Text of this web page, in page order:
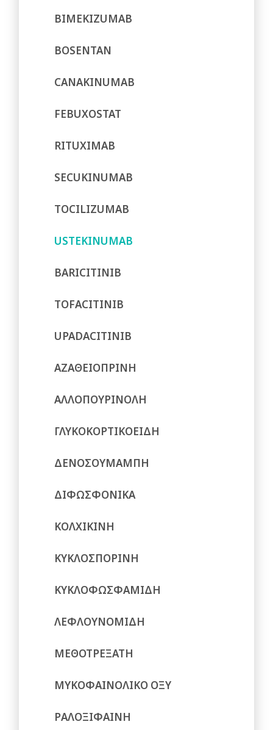
BIMEKIZUMAB
BOSENTAN
CANAKINUMAB
FEBUXOSTAT
RITUXIMAB
SECUKINUMAB
TOCILIZUMAB
USTEKINUMAB
BARICITINIB
TOFACITINIB
UPADACITINIB
ΑΖΑΘΕΙΟΠΡΙΝΗ
ΑΛΛΟΠΟΥΡΙΝΟΛΗ
ΓΛΥΚΟΚΟΡΤΙΚΟΕΙΔΗ
ΔΕΝΟΣΟΥΜΑΜΠΗ
ΔΙΦΩΣΦΟΝΙΚΑ
ΚΟΛΧΙΚΙΝΗ
ΚΥΚΛΟΣΠΟΡΙΝΗ
ΚΥΚΛΟΦΩΣΦΑΜΙΔΗ
ΛΕΦΛΟΥΝΟΜΙΔΗ
ΜΕΘΟΤΡΕΞΑΤΗ
ΜΥΚΟΦΑΙΝΟΛΙΚΟ ΟΞΥ
ΡΑΛΟΞΙΦΑΙΝΗ